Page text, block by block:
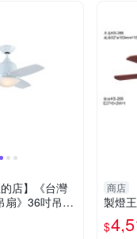
的店】《台灣
扇》36吋吊扇
遙控器(馬達
商店
製燈
+吊
年)
$